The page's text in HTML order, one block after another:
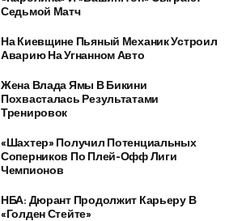
Седьмой Матч
На Киевщине Пьяный Механик Устроил
Аварию На Угнанном Авто
Жена Влада Ямы В Бикини
Похвасталась Результатами
Тренировок
«Шахтер» Получил Потенциальных
Соперников По Плей-Офф Лиги
Чемпионов
НБА: Дюрант Продолжит Карьеру В
«Голден Стейте»